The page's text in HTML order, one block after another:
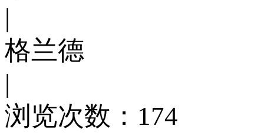
|
格兰德
|
浏览次数：174